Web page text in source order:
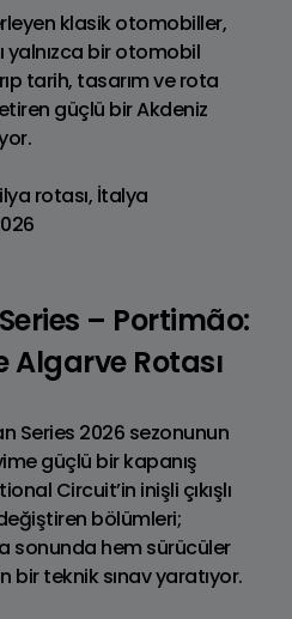
klasik otomobiller,
yalnızca bir otomobil
tarih, tasarım ve rota
güçlü bir Akdeniz
rotası, İtalya
– Portimão:
Algarve Rotası
Series 2026 sezonunun
güçlü bir kapanış
Circuit’in inişli çıkışlı
bölümleri;
sonunda hem sürücüler
bir teknik sınav yaratıyor.